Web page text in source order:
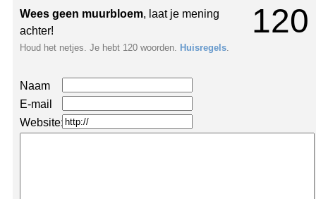
120
Wees geen muurbloem, laat je mening
achter!
Houd het netjes. Je hebt 120 woorden. Huisregels
Naam
E-mail
Website: